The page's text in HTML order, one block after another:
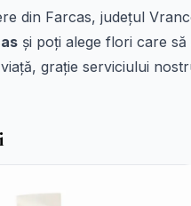
din Farcas, județul
și poți alege flori care
grație serviciului